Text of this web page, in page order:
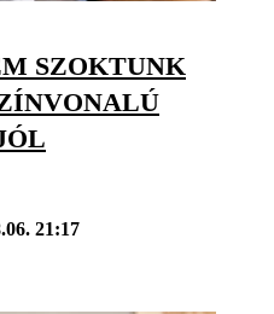
SZOKTUNK
21:17